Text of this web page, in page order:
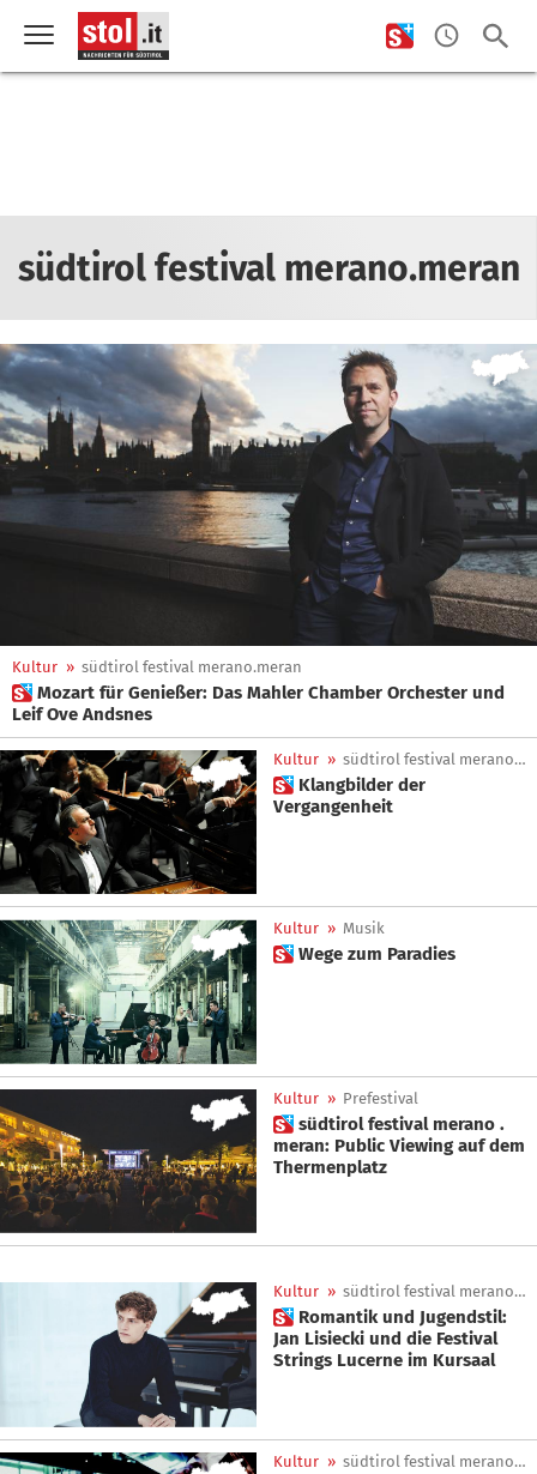
südtirol festival merano.meran
Kultur » südtirol festival merano.meran
 Mozart für Genießer: Das Mahler Chamber Orchester und
Leif Ove Andsnes
Kultur » südtirol festival merano.meran
 Klangbilder der
Vergangenheit
Kultur » Musik
 Wege zum Paradies
Kultur » Prefestival
 südtirol festival merano .
meran: Public Viewing auf dem
Thermenplatz
Kultur » südtirol festival merano.meran
 Romantik und Jugendstil:
Jan Lisiecki und die Festival
Strings Lucerne im Kursaal
Kultur » südtirol festival merano.meran